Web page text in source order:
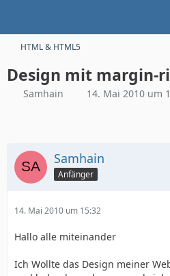
HTML & HTML5
Design mit margin-
Samhain 14. Mai 2010 um
Samhain
Anfänger
14. Mai 2010 um 15:32
Hallo alle miteinander
Ich Wollte das Design meiner